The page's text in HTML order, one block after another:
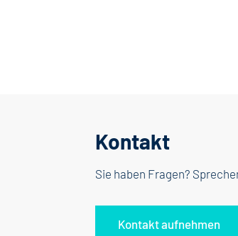
Kontakt
Sie haben Fragen?
Kontakt aufnehmen